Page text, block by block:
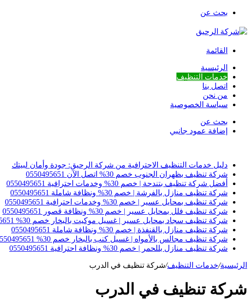
بحث عن
القائمة
الرئيسية
خدمات التنظيف
اتصل بنا
من نحن
سياسة الخصوصية
بحث عن
إضافة عمود جانبي
دليل خدمات التنظيف الاحترافية من شركة الرحيق: جودة وأمان لبيتك
شركة تنظيف بظهران الجنوب خصم 30% اتصل الآن 0550495651
أفضل شركة تنظيف بتندحة | خصم 30% وخدمات احترافية 0550495651
شركة تنظيف منازل بالفرشة | خصم 30% ونظافة شاملة 0550495651
شركة تنظيف بمحايل عسير | خصم 30% وخدمات احترافية 0550495651
شركة تنظيف فلل بمحايل عسير | خصم 30% ونظافة قصور 0550495651
شركة تنظيف سجاد بمحايل عسير | غسيل موكيت بالبخار خصم 30% 0550495651
شركة تنظيف منازل بالقنفذة | خصم 30% ونظافة شاملة 0550495651
شركة تنظيف مجالس بالأمواه | غسيل كنب بالبخار خصم 30% 0550495651
شركة تنظيف منازل بللحمر | خصم 30% ونظافة احترافية 0550495651
الرئيسية/خدمات التنظيف/شركة تنظيف في الدرب
شركة تنظيف في الدرب